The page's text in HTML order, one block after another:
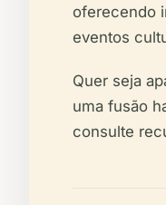
oferecendo
eventos
Quer seja
uma fusão
consulte